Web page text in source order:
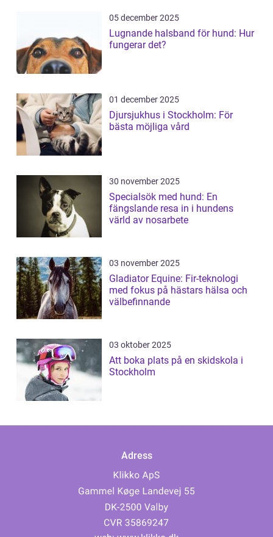
05 december 2025
Lugnande halsband för hund: Hur
fungerar det?
01 december 2025
Djursjukhus i Stockholm: För
bästa möjliga vård
30 november 2025
Specialsök med hund: En
fängslande resa in i hundens
värld av nosarbete
03 november 2025
Gladiator Equine: Fir-teknologi
med fokus på hästars hälsa och
välbefinnande
03 oktober 2025
Att boka plats på en skidskola i
Stockholm
Adress